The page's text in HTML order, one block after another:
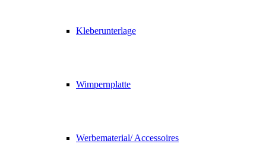
Kleberunterlage
Wimpernplatte
Werbematerial/ Accessoires